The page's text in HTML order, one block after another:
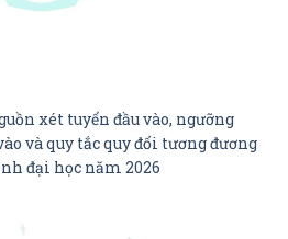
xét tuyển đầu vào, ngưỡng
và quy tắc quy đổi tương đương
đại học năm 2026